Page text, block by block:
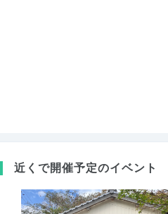
近くで開催予定のイベント